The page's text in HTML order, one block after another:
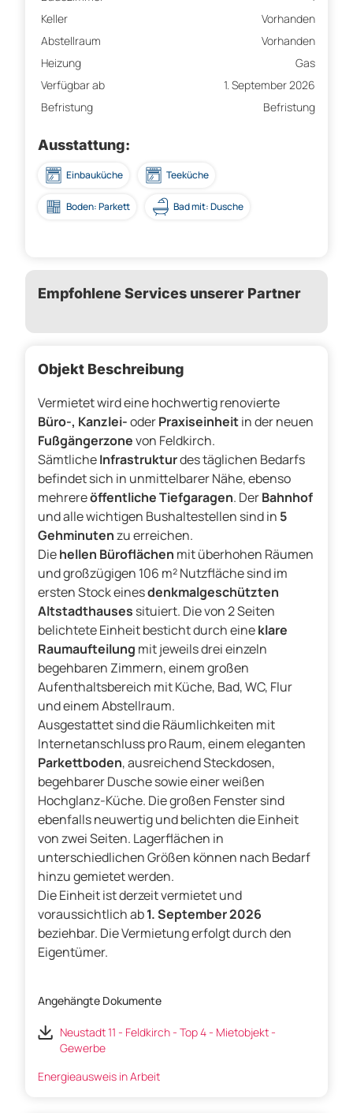
Keller
Vorhanden
Abstellraum
Vorhanden
Heizung
Gas
Verfügbar ab
1. September 2026
Befristung
Befristung
Ausstattung:
Einbauküche Teeküche
Boden: Parkett Bad mit: Dusche
Empfohlene Services unserer Partner
Objekt Beschreibung
Vermietet wird eine hochwertig renovierte
Büro-, Kanzlei-oderPraxiseinheitin der neuen
Fußgängerzonevon Feldkirch.
SämtlicheInfrastrukturdes täglichen Bedarfs
befindet sich in unmittelbarer Nähe, ebenso
mehrereöffentliche Tiefgaragen. DerBahnhof
und alle wichtigen Bushaltestellen sind in 5
Gehminutenzu erreichen.
Diehellen Büroflächen mit überhohen Räumen
und großzügigen 106 m² Nutzfläche sind im
ersten Stock einesdenkmalgeschützten
Altstadthauses situiert. Die von 2 Seiten
belichtete Einheit besticht durch eineklare
Raumaufteilung mit jeweils drei einzeln
begehbaren Zimmern, einem großen
Aufenthaltsbereich mit Küche, Bad, WC, Flur
und einem Abstellraum.
Ausgestattet sind die Räumlichkeiten mit
Internetanschluss pro Raum, einem eleganten
Parkettboden, ausreichend Steckdosen,
begehbarer Dusche sowie einer weißen
Hochglanz-Küche. Die großen Fenster sind
ebenfalls neuwertig und belichten die Einheit
von zwei Seiten. Lagerflächen in
unterschiedlichen Größen können nach Bedarf
hinzu gemietet werden.
Die Einheit ist derzeit vermietet und
voraussichtlich ab1. September 2026
beziehbar. Die Vermietung erfolgt durch den
Eigentümer.
Angehängte Dokumente
Neustadt 11 - Feldkirch - Top 4 - Mietobjekt -
Gewerbe
Energieausweis in Arbeit